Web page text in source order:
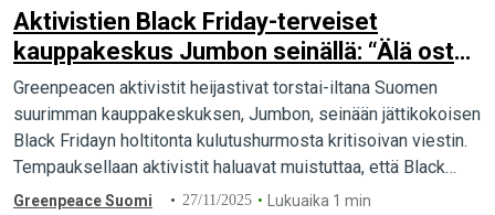
Aktivistien Black Friday-terveiset
kauppakeskus Jumbon seinällä: “Älä osta
turhaa p*skaa”!
Greenpeacen aktivistit heijastivat torstai-iltana Suomen
suurimman kauppakeskuksen, Jumbon, seinään jättikokoisen
Black Fridayn holtitonta kulutushurmosta kritisoivan viestin.
Tempauksellaan aktivistit haluavat muistuttaa, että Black
Friday ruokkii ylikulutusta, joka puolestaan kiihdyttää yhä
Greenpeace Suomi 27/11/2025 Lukuaika 1 min